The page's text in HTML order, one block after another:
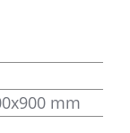
mm